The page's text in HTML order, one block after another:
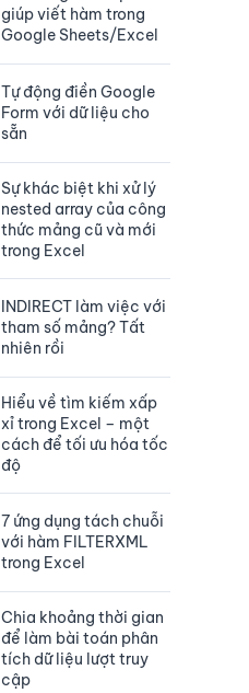
giúp viết hàm trong
Google Sheets/Excel
Tự động điền Google
Form với dữ liệu cho
sẵn
Sự khác biệt khi xử lý
nested array của công
thức mảng cũ và mới
trong Excel
INDIRECT làm việc với
tham số mảng? Tất
nhiên rồi
Hiểu về tìm kiếm xấp
xỉ trong Excel – một
cách để tối ưu hóa tốc
độ
7 ứng dụng tách chuỗi
với hàm FILTERXML
trong Excel
Chia khoảng thời gian
để làm bài toán phân
tích dữ liệu lượt truy
cập